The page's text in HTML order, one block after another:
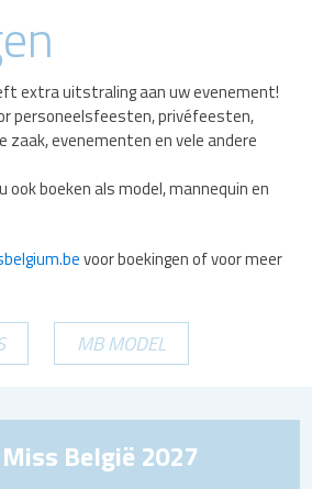
extra uitstraling aan uw evenement!
personeelsfeesten, privéfeesten,
zaak, evenementen en vele andere
ook boeken als model, mannequin en
voor boekingen of voor meer
MB MODEL
België 2027